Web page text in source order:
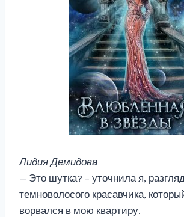
Лидия Демидова
— Это шутка? – уточнила я,
темноволосого красавчика,
ворвался в мою квартиру.